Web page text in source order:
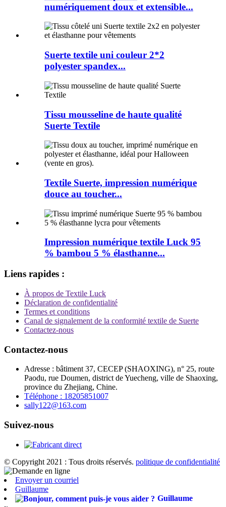
numériquement doux et extensible...
Suerte textile uni couleur 2*2
polyester spandex...
Tissu mousseline de haute qualité
Suerte Textile
Textile Suerte, impression numérique
douce au toucher...
Impression numérique textile Luck 95
% bambou 5 % élasthanne...
Liens rapides :
À propos de Textile Luck
Déclaration de confidentialité
Termes et conditions
Canal de signalement de la conformité textile de Suerte
Contactez-nous
Contactez-nous
Adresse : bâtiment 37, CECEP (SHAOXING), n° 25, route
Paodu, rue Doumen, district de Yuecheng, ville de Shaoxing,
province du Zhejiang, Chine.
Téléphone : 18205851007
sally122@163.com
Suivez-nous
© Copyright 2021 : Tous droits réservés. politique de confidentialité
Envoyer un courriel
Guillaume
Guillaume